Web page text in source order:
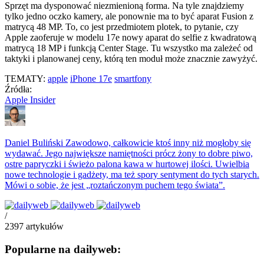
Sprzęt ma dysponować niezmienioną forma. Na tyle znajdziemy
tylko jedno oczko kamery, ale ponownie ma to być aparat Fusion z
matrycą 48 MP. To, co jest przedmiotem plotek, to pytanie, czy
Apple zaoferuje w modelu 17e nowy aparat do selfie z kwadratową
matrycą 18 MP i funkcją Center Stage. Tu wszystko ma zależeć od
taktyki i planowanej ceny, którą ten moduł może znacznie zawyżyć.
TEMATY: apple iPhone 17e smartfony
Źródła:
Apple Insider
Daniel Buliński Zawodowo, całkowicie ktoś inny niż mogłoby się
wydawać. Jego największe namiętności prócz żony to dobre piwo,
ostre papryczki i świeżo palona kawa w hurtowej ilości. Uwielbia
nowe technologie i gadżety, ma też spory sentyment do tych starych.
Mówi o sobie, że jest „roztańczonym puchem tego świata”.
/
2397 artykułów
Popularne na dailyweb: